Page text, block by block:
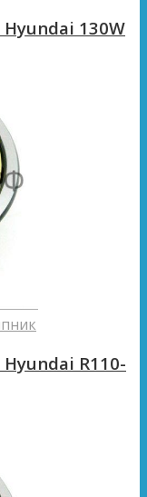
130W
R110-